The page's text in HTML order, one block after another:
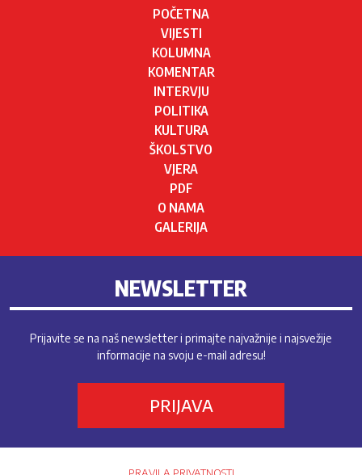
POČETNA
VIJESTI
KOLUMNA
KOMENTAR
INTERVJU
POLITIKA
KULTURA
ŠKOLSTVO
VJERA
PDF
O NAMA
GALERIJA
NEWSLETTER
Prijavite se na naš newsletter i primajte najvažnije i najsvežije
informacije na svoju e-mail adresu!
PRIJAVA
PRAVILA PRIVATNOSTI